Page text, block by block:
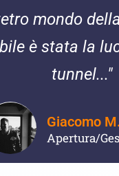
mondo
è stata la
tunnel..."
Giacomo
Apertura/